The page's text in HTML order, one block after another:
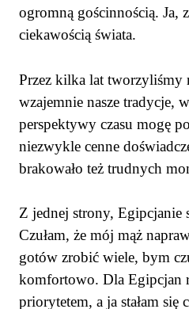
ogromną gościnnością. Ja,
ciekawością świata.
Przez kilka lat tworzyliśmy
wzajemnie nasze tradycje,
perspektywy czasu mogę
niezwykle cenne
brakowało też trudnych
Z jednej strony, Egipcjanie
Czułam, że mój mąż
gotów zrobić wiele, bym
komfortowo. Dla Egipcjan
priorytetem, a ja stałam się